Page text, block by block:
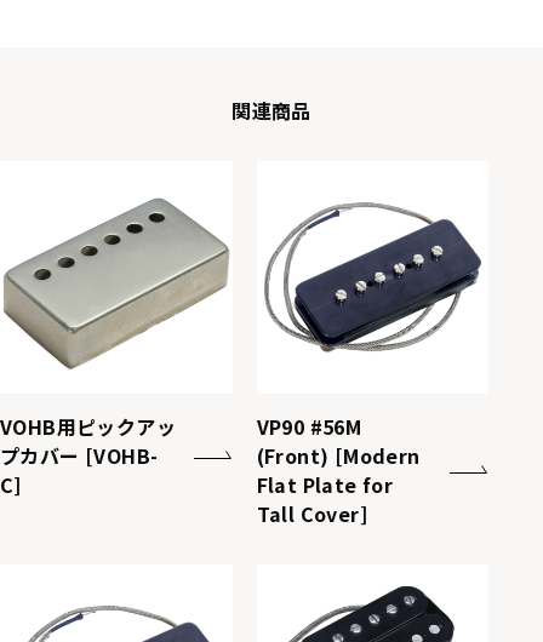
関連商品
VOHB用ピックアッ
プカバー [VOHB-
C]
VP90 #56M
(Front) [Modern
Flat Plate for
Tall Cover]